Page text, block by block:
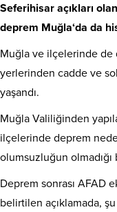
Seferihisar açıkları
deprem Muğla‘da da
Muğla ve ilçelerinde de
yerlerinden cadde ve
yaşandı.
Muğla Valiliğinden
ilçelerinde deprem
olumsuzluğun
Deprem sonrası AFAD
belirtilen açıklamada,